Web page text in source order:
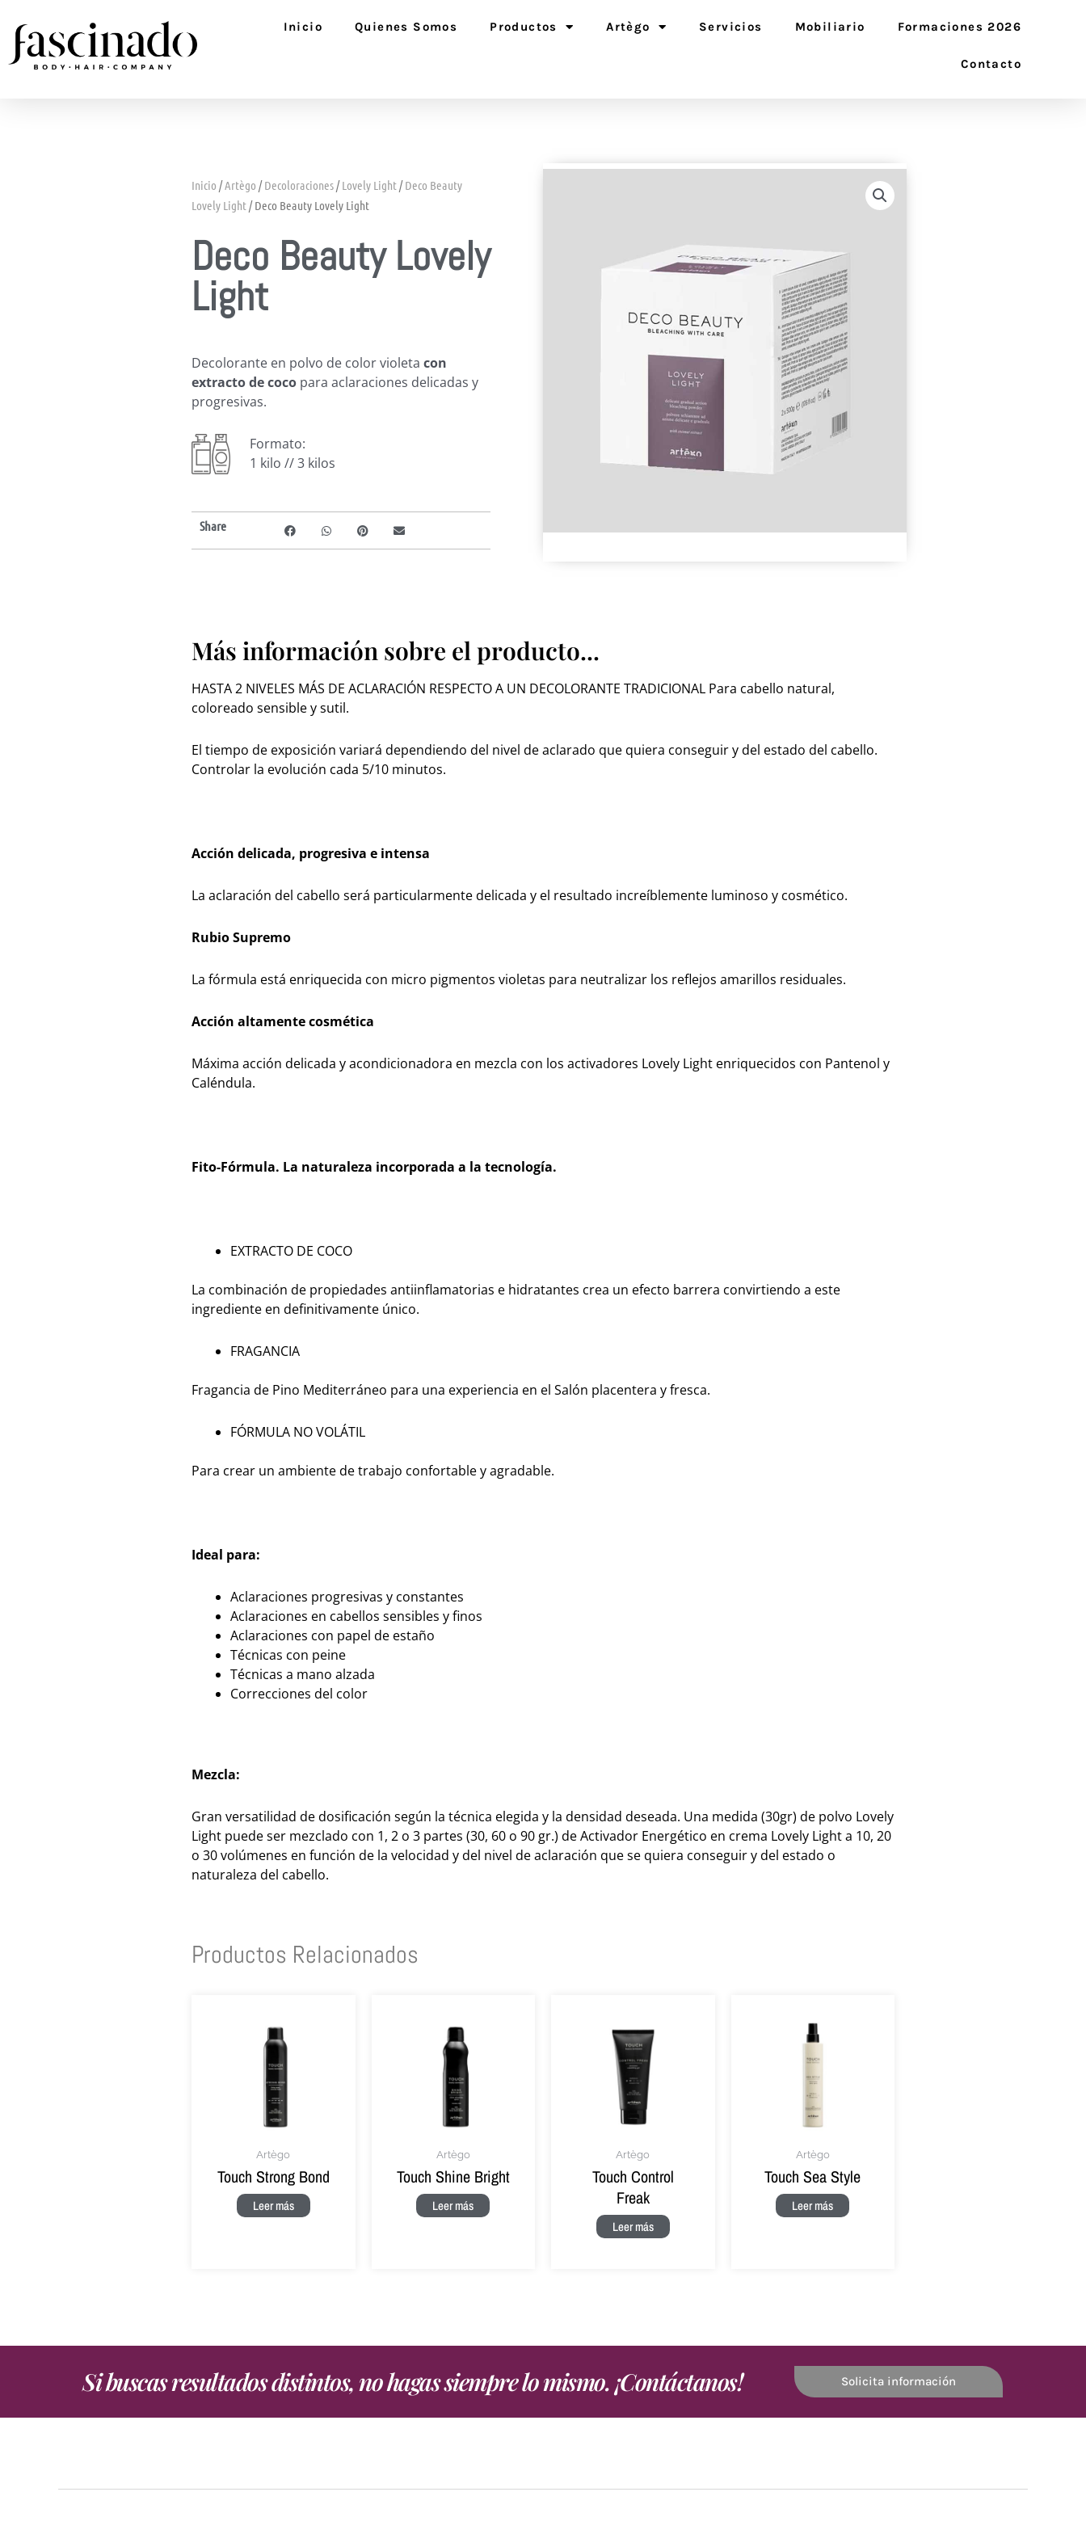
contenido
Inicio Quienes Somos Productos Artègo Servicios Mobiliario Formaciones 2026
Contacto
Inicio /Artègo /Decoloraciones/Lovely Light/Deco Beauty
Lovely Light/ Deco Beauty Lovely Light
Deco Beauty Lovely
Light
Decolorante en polvo de color violeta con
extracto de coco para aclaraciones delicadas y
progresivas.
Formato:
1 kilo // 3 kilos
Share
Más información sobre el producto...
HASTA 2 NIVELES MÁS DE ACLARACIÓN RESPECTO A UN DECOLORANTE TRADICIONAL Para cabello natural,
coloreado sensible y sutil.
El tiempo de exposición variará dependiendo del nivel de aclarado que quiera conseguir y del estado del cabello.
Controlar la evolución cada 5/10 minutos.
Acción delicada, progresiva e intensa
La aclaración del cabello será particularmente delicada y el resultado increíblemente luminoso y cosmético.
Rubio Supremo
La fórmula está enriquecida con micro pigmentos violetas para neutralizar los reflejos amarillos residuales.
Acción altamente cosmética
Máxima acción delicada y acondicionadora en mezcla con los activadores Lovely Light enriquecidos con Pantenol y
Caléndula.
Fito-Fórmula. La naturaleza incorporada a la tecnología.
EXTRACTO DE COCO
La combinación de propiedades antiinflamatorias e hidratantes crea un efecto barrera convirtiendo a este
ingrediente en definitivamente único.
FRAGANCIA
Fragancia de Pino Mediterráneo para una experiencia en el Salón placentera y fresca.
FÓRMULA NO VOLÁTIL
Para crear un ambiente de trabajo confortable y agradable.
Ideal para:
Aclaraciones progresivas y constantes
Aclaraciones en cabellos sensibles y finos
Aclaraciones con papel de estaño
Técnicas con peine
Técnicas a mano alzada
Correcciones del color
Mezcla:
Gran versatilidad de dosificación según la técnica elegida y la densidad deseada. Una medida (30gr) de polvo Lovely
Light puede ser mezclado con 1, 2 o 3 partes (30, 60 o 90 gr.) de Activador Energético en crema Lovely Light a 10, 20
o 30 volúmenes en función de la velocidad y del nivel de aclaración que se quiera conseguir y del estado o
naturaleza del cabello.
Productos Relacionados
Artègo
Touch Strong Bond
Leer más
Artègo
Touch Shine Bright
Leer más
Artègo
Touch Control
Freak
Leer más
Artègo
Touch Sea Style
Leer más
Si buscas resultados distintos, no hagas siempre lo mismo. ¡Contáctanos! Solicita información